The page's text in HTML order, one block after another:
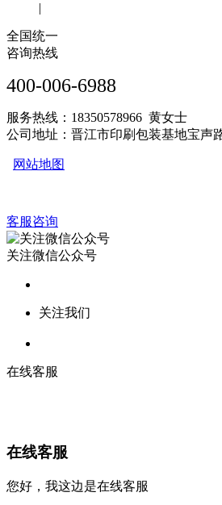
|
全国统一
咨询热线
400-006-6988
服务热线：18350578966 黄女士
公司地址：晋江市印刷包装基地宝声
网站地图
客服咨询
关注微信公众号
关注我们
在线客服
在线客服
您好，我这边是在线客服